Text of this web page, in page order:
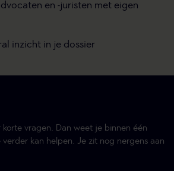
en -juristen met eigen
inzicht in je dossier
vragen. Dan weet je binnen één
kan helpen. Je zit nog nergens aan